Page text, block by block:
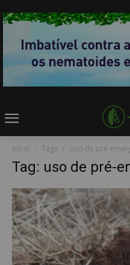
Início Tags Uso de pré-
Tag: uso de pré-